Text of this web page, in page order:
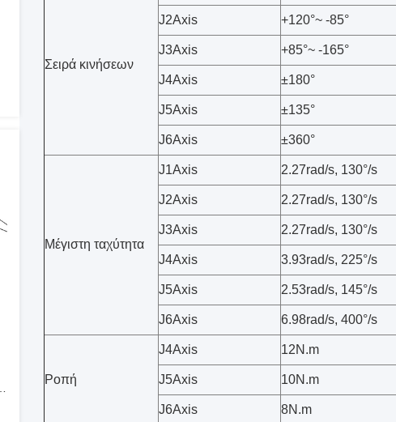
Σειρά κινήσεων
J2Axis +120°~ -85°
J3Axis +85°~ -165°
J4Axis ±180°
J5Axis ±135°
J6Axis ±360°
Μέγιστη ταχύτητα
J1Axis 2.27rad/s, 130°/s
J2Axis 2.27rad/s, 130°/s
J3Axis 2.27rad/s, 130°/s
J4Axis 3.93rad/s, 225°/s
J5Axis 2.53rad/s, 145°/s
J6Axis 6.98rad/s, 400°/s
Ροπή
J4Axis 12N.m
J5Axis 10N.m
J6Axis 8N.m